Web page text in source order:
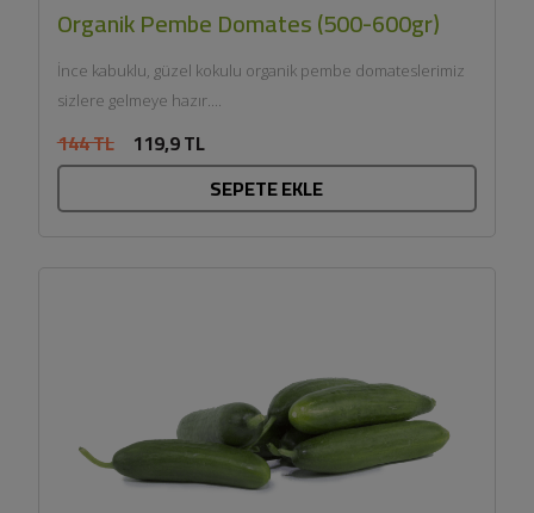
Organik Pembe Domates (500-600gr)
İnce kabuklu, güzel kokulu organik pembe domateslerimiz
sizlere gelmeye hazır....
144 TL 119,9 TL
SEPETE EKLE